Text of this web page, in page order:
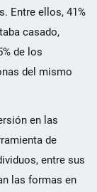
Entre ellos, 41%
casado,
de los
del mismo
en las
de
entre sus
las formas en